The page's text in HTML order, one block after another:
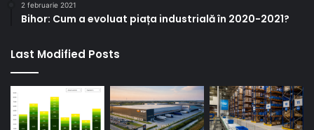
2 februarie 2021
Bihor: Cum a evoluat piața industrială în 2020-2021?
Last Modified Posts